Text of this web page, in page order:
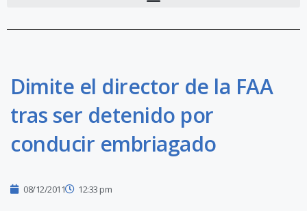
Dimite el director de la FAA
tras ser detenido por
conducir embriagado
08/12/2011 12:33 pm